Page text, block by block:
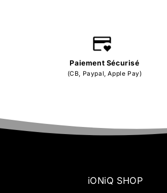
Paiement Sécurisé
(CB, Paypal, Apple Pay)
iONiQ SHOP